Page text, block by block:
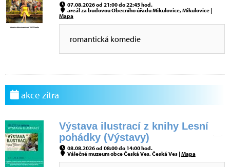
07.08.2026 od 21:00 do 22:45 hod.
areál za budovou Obecního úřadu Mikulovice, Mikulovice |
Mapa
romantická komedie
akce zítra
Výstava ilustrací z knihy Lesní
pohádky (Výstavy)
08.08.2026 od 08:00 do 14:00 hod.
Válečné muzeum obce Česká Ves, Česká Ves |Mapa